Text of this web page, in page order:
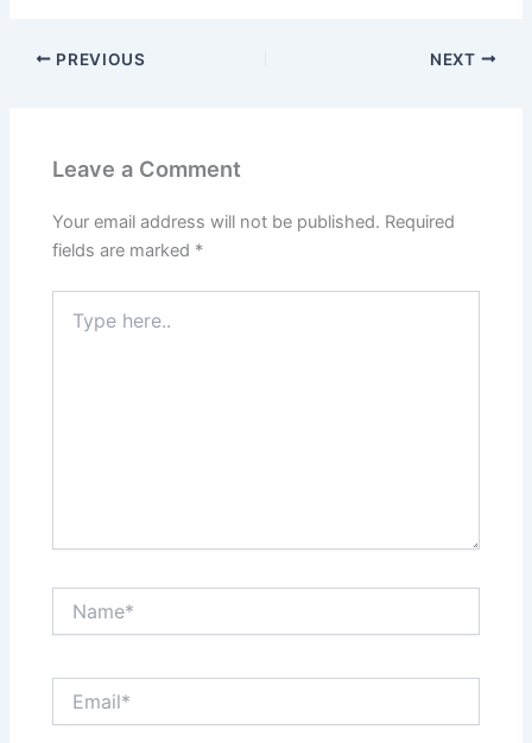
PREVIOUS NEXT
Leave a Comment
Your email address will not be published. Required
fields are marked *
here..